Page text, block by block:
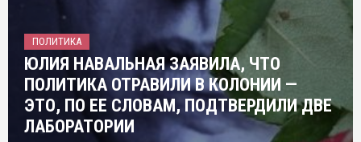
ПОЛИТИКА
ЮЛИЯ НАВАЛЬНАЯ ЗАЯВИЛА, ЧТО
ПОЛИТИКА ОТРАВИЛИ В КОЛОНИИ —
ЭТО, ПО ЕЕ СЛОВАМ, ПОДТВЕРДИЛИ ДВЕ
ЛАБОРАТОРИИ